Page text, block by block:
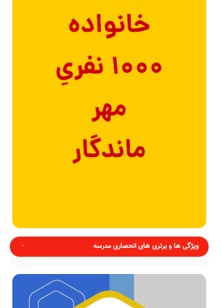
ویژگی ها و برتری های انحصاری مدرسه